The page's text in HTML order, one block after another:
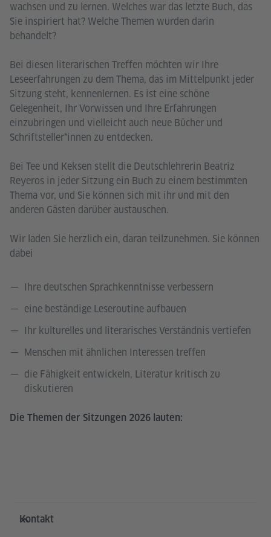
wachsen und zu lernen. Welches war das letzte Buch, das
Sie inspiriert hat? Welche Themen wurden darin
behandelt?
Bei diesen literarischen Treffen möchten wir Ihre
Leseerfahrungen zu dem Thema, das im Mittelpunkt jeder
Sitzung steht, kennenlernen. Es ist eine schöne
Gelegenheit, Ihr Vorwissen und Ihre Erfahrungen
einzubringen und vielleicht auch neue Bücher und
Schriftsteller*innen zu entdecken.
Bei Tee und Keksen stellt die Deutschlehrerin Beatriz
Reyeros in jeder Sitzung ein Buch zu einem bestimmten
Thema vor, und Sie können sich mit ihr und mit den
anderen Gästen darüber austauschen.
Wir laden Sie herzlich ein, daran teilzunehmen. Sie können
dabei
Ihre deutschen Sprachkenntnisse verbessern
eine beständige Leseroutine aufbauen
Ihr kulturelles und literarisches Verständnis vertiefen
Menschen mit ähnlichen Interessen treffen
die Fähigkeit entwickeln, Literatur kritisch zu
diskutieren
Die Themen der Sitzungen 2026 lauten:
Service- und Informationsbereich
Kontakt